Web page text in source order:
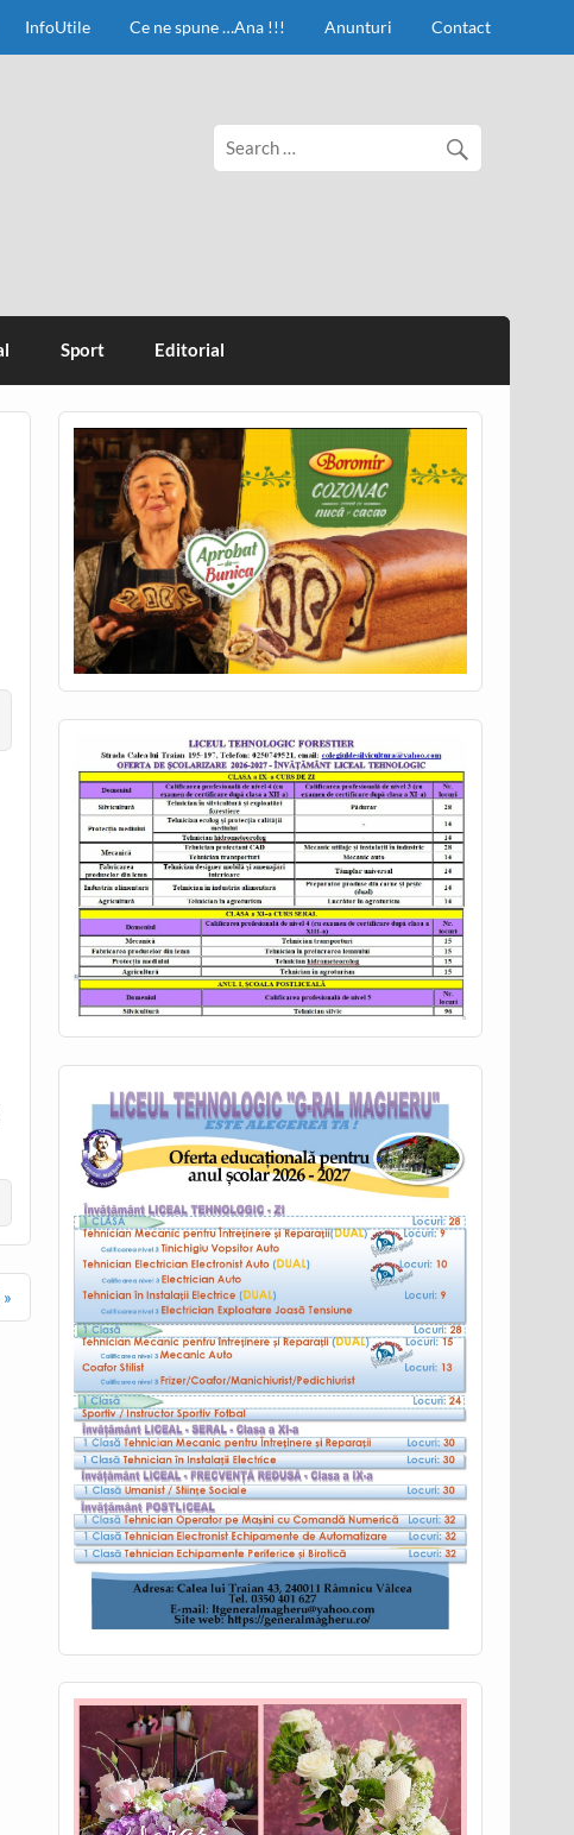
InfoUtile Ce ne spune …Ana !!! Anunturi Contact
Sport Editorial